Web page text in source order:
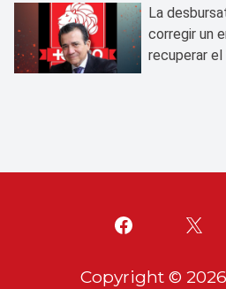
La
corregir un
recuperar
Copyright © 2026